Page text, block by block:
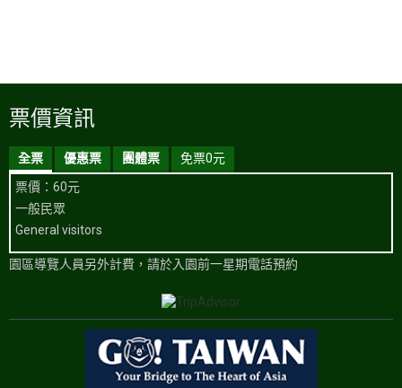
票價資訊
全票 優惠票 團體票
免票0元
票價：60元
一般民眾
General visitors
園區導覽人員另外計費，請於入園前一星期電話預約